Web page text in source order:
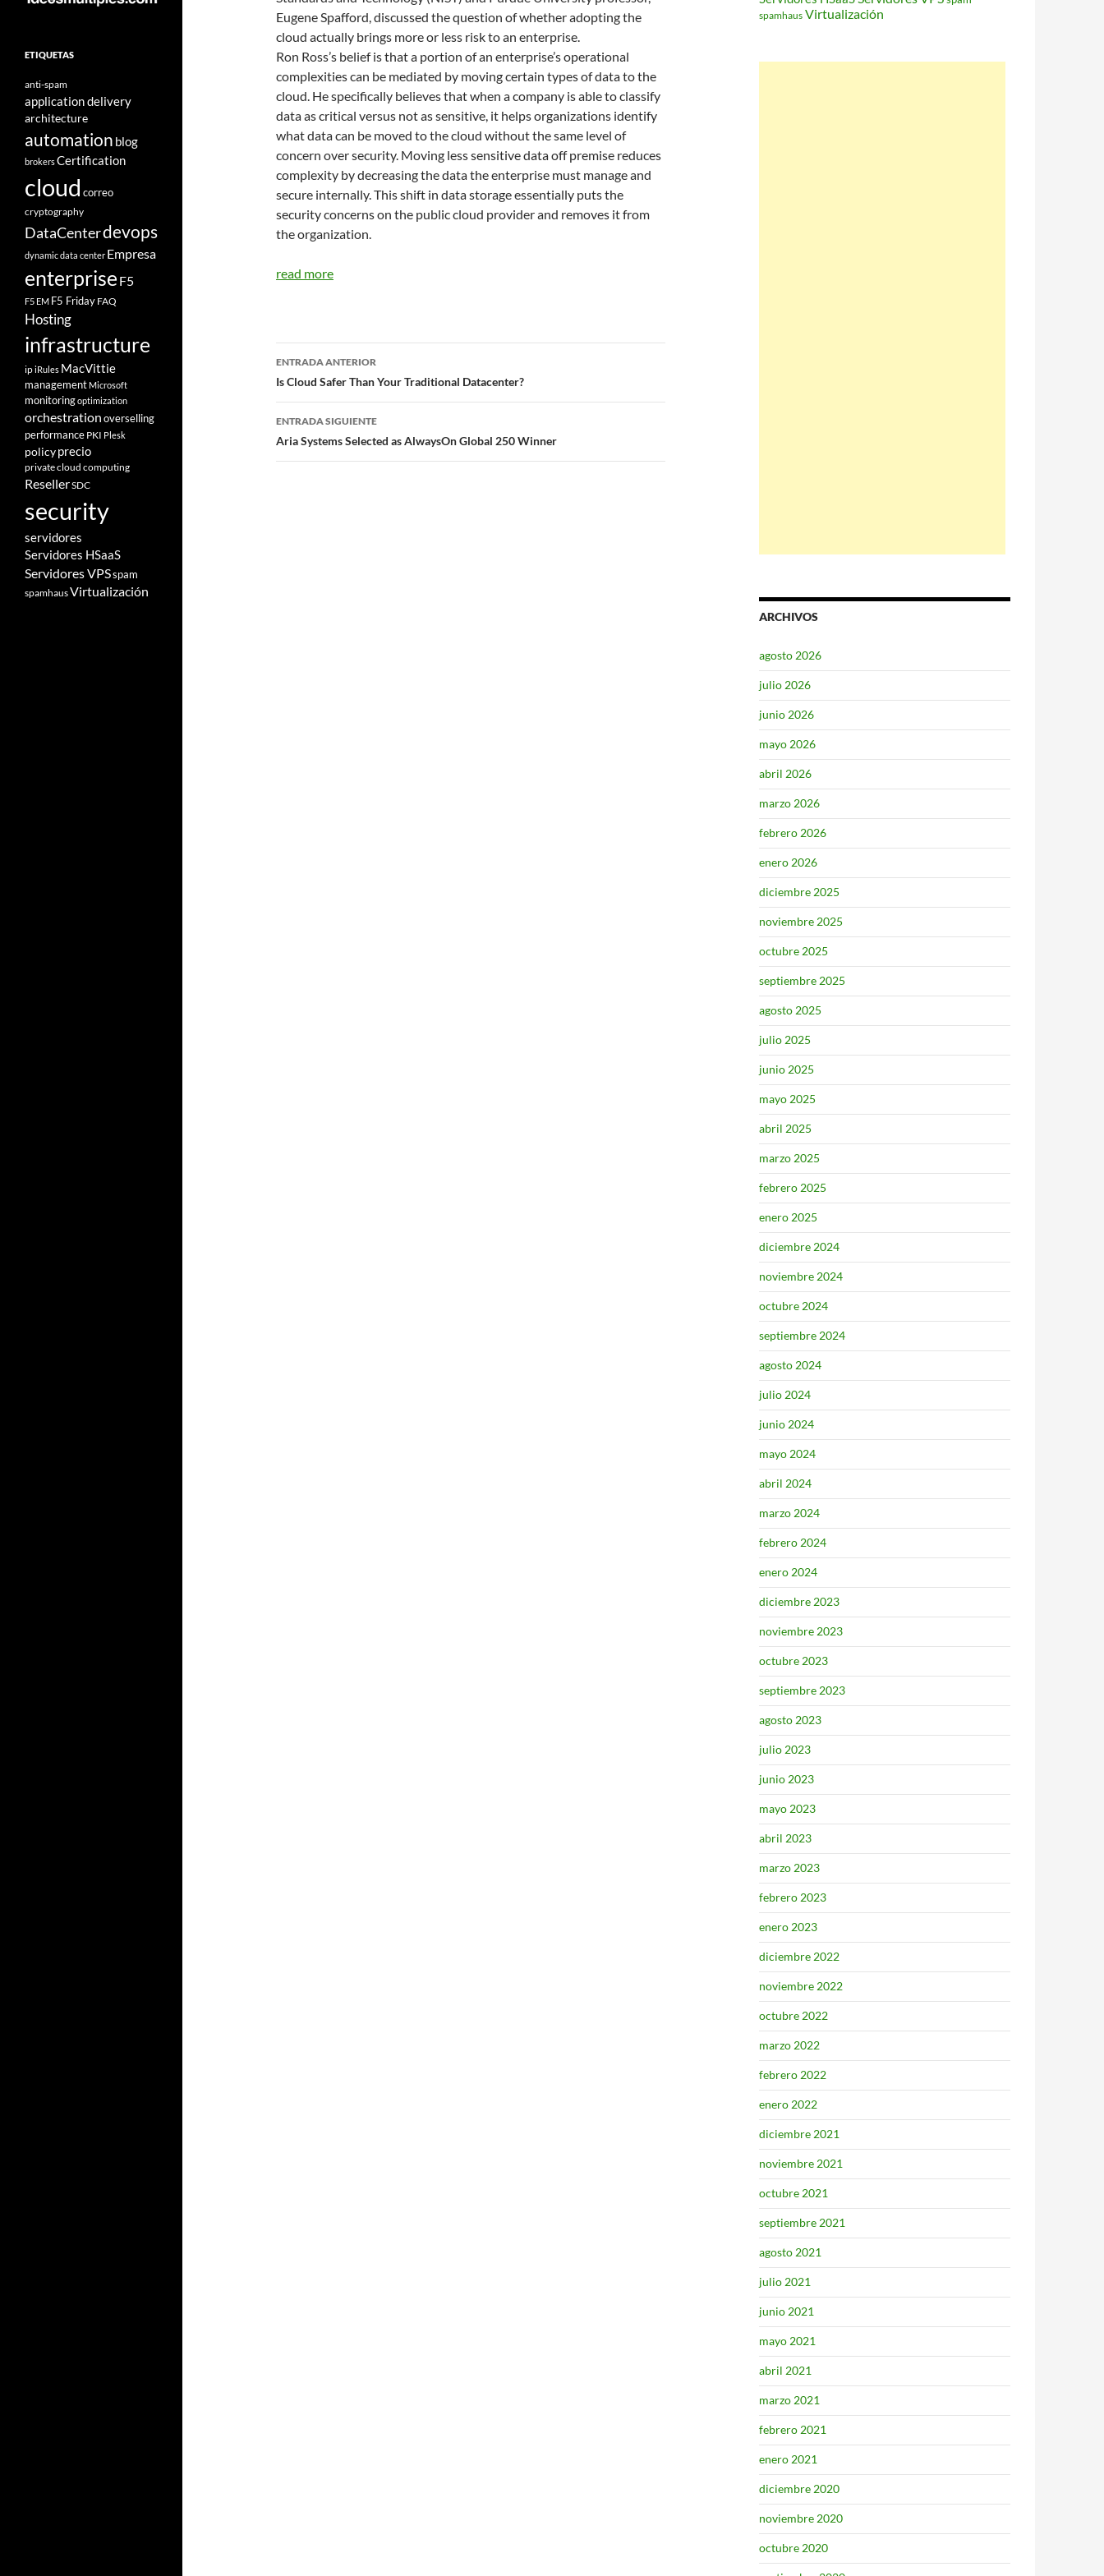
Eugene Spafford, discussed the question of whether adopting the
cloud actually brings more or less risk to an enterprise.
Ron Ross’s belief is that a portion of an enterprise’s operational
complexities can be mediated by moving certain types of data to the
cloud. He specifically believes that when a company is able to classify
data as critical versus not as sensitive, it helps organizations identify
what data can be moved to the cloud without the same level of
concern over security. Moving less sensitive data off premise reduces
complexity by decreasing the data the enterprise must manage and
secure internally. This shift in data storage essentially puts the
security concerns on the public cloud provider and removes it from
the organization.
read more
Navegador
de
entradas
ENTRADA ANTERIOR
Is Cloud Safer Than Your Traditional Datacenter?
ENTRADA SIGUIENTE
Aria Systems Selected as AlwaysOn Global 250 Winner
spamhaus Virtualización
ARCHIVOS
agosto 2026
julio 2026
junio 2026
mayo 2026
abril 2026
marzo 2026
febrero 2026
enero 2026
diciembre 2025
noviembre 2025
octubre 2025
septiembre 2025
agosto 2025
julio 2025
junio 2025
mayo 2025
abril 2025
marzo 2025
febrero 2025
enero 2025
diciembre 2024
noviembre 2024
octubre 2024
septiembre 2024
agosto 2024
julio 2024
junio 2024
mayo 2024
abril 2024
marzo 2024
febrero 2024
enero 2024
diciembre 2023
noviembre 2023
octubre 2023
septiembre 2023
agosto 2023
julio 2023
junio 2023
mayo 2023
abril 2023
marzo 2023
febrero 2023
enero 2023
diciembre 2022
noviembre 2022
octubre 2022
marzo 2022
febrero 2022
enero 2022
diciembre 2021
noviembre 2021
octubre 2021
septiembre 2021
agosto 2021
julio 2021
junio 2021
mayo 2021
abril 2021
marzo 2021
febrero 2021
enero 2021
diciembre 2020
noviembre 2020
octubre 2020
ETIQUETAS
anti-spam
application delivery
architecture
automation blog
brokersCertification
cloud correo
cryptography
DataCenterdevops
dynamic data center Empresa
enterprise F5
F5 EM F5 Friday FAQ
Hosting
infrastructure
ipiRules MacVittie
management Microsoft
monitoringoptimization
orchestrationoverselling
performance PKI Plesk
policyprecio
private cloud computing
ResellerSDC
security
servidores
Servidores HSaaS
Servidores VPSspam
spamhausVirtualización